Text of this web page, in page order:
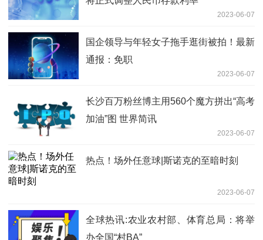
2023-06-07
国企领导与年轻女子拖手逛街被拍！最新
通报：免职
2023-06-07
长沙百万粉丝博主用560个魔方拼出“高考
加油”图 世界简讯
2023-06-07
热点！场外任意球|斯诺克的至暗时刻
2023-06-07
全球热讯:农业农村部、体育总局：将举
办全国“村BA”